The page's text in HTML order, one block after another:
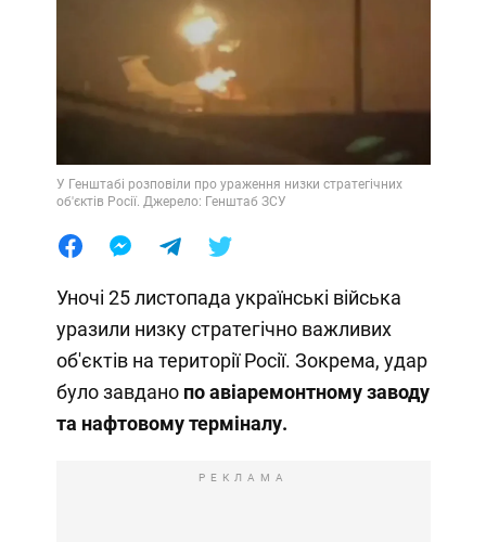
У Генштабі розповіли про ураження низки стратегічних
об'єктів Росії. Джерело: Генштаб ЗСУ
Уночі 25 листопада українські війська
уразили низку стратегічно важливих
об'єктів на території Росії. Зокрема, удар
було завданопо авіаремонтному заводу
та нафтовому терміналу.
РЕКЛАМА